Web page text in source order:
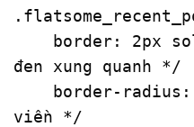
border : 2px
đen xung quanh */
border-radius :
viền */